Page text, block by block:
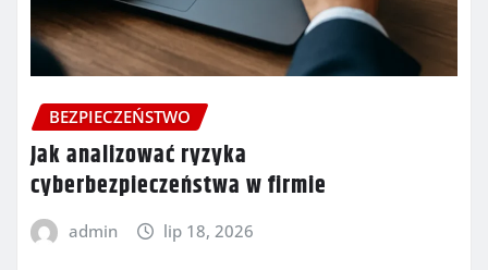
BEZPIECZEŃSTWO
Jak analizować ryzyka
cyberbezpieczeństwa w firmie
admin lip 18, 2026